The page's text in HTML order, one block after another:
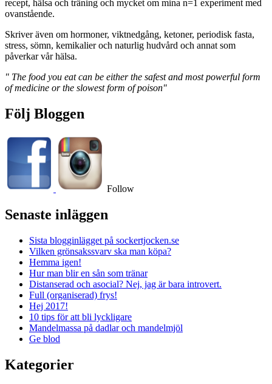
recept, hälsa och träning och mycket om mina n=1 experiment med
ovanstående.
Skriver även om hormoner, viktnedgång, ketoner, periodisk fasta,
stress, sömn, kemikalier och naturlig hudvård och annat som
påverkar vår hälsa.
" The food you eat can be either the safest and most powerful form
of medicine or the slowest form of poison"
Följ Bloggen
Follow
Senaste inläggen
Sista blogginlägget på sockertjocken.se
Vilken grönsakssvarv ska man köpa?
Hemma igen!
Hur man blir en sån som tränar
Distanserad och asocial? Nej, jag är bara introvert.
Full (organiserad) frys!
Hej 2017!
10 tips för att bli lyckligare
Mandelmassa på dadlar och mandelmjöl
Ge blod
Kategorier